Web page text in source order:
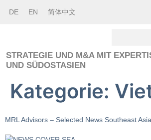
DE EN 简体中文
STRATEGIE UND M&A MIT
UND SÜDOSTASIEN
Kategorie:
MRL Advisors – Selected News Southeast